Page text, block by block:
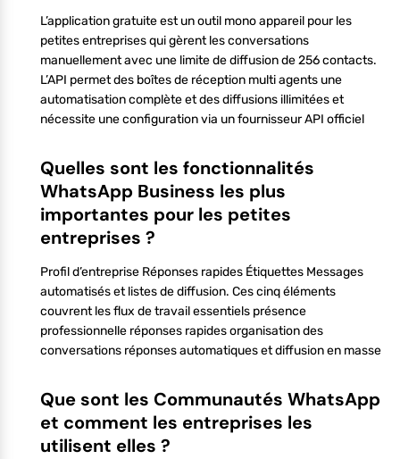
L’application gratuite est un outil mono appareil pour les
petites entreprises qui gèrent les conversations
manuellement avec une limite de diffusion de 256 contacts.
L’API permet des boîtes de réception multi agents une
automatisation complète et des diffusions illimitées et
nécessite une configuration via un fournisseur API officiel
Quelles sont les fonctionnalités
WhatsApp Business les plus
importantes pour les petites
entreprises ?
Profil d’entreprise Réponses rapides Étiquettes Messages
automatisés et listes de diffusion. Ces cinq éléments
couvrent les flux de travail essentiels présence
professionnelle réponses rapides organisation des
conversations réponses automatiques et diffusion en masse
Que sont les Communautés WhatsApp
et comment les entreprises les
utilisent elles ?